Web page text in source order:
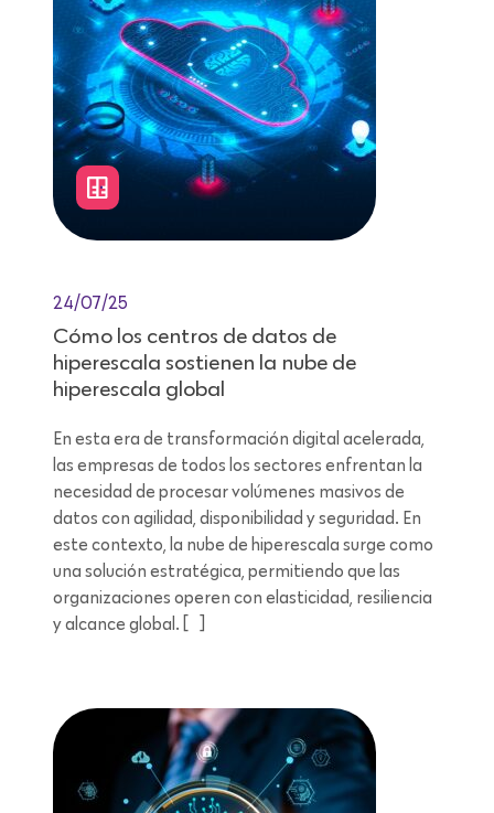
24/07/25
Cómo los centros de datos de
hiperescala sostienen la nube de
hiperescala global
En esta era de transformación digital acelerada,
las empresas de todos los sectores enfrentan la
necesidad de procesar volúmenes masivos de
datos con agilidad, disponibilidad y seguridad. En
este contexto, la nube de hiperescala surge como
una solución estratégica, permitiendo que las
organizaciones operen con elasticidad, resiliencia
y alcance global. […]